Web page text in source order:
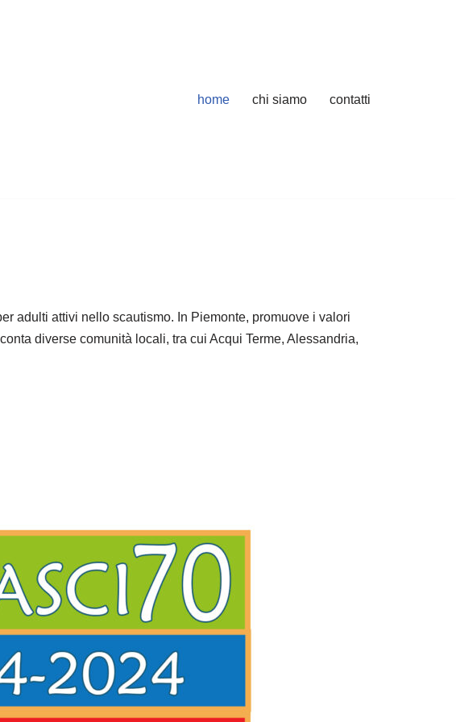
home
chi siamo contatti
adulti attivi nello scautismo. In Piemonte, promuove i valori
diverse comunità locali, tra cui Acqui Terme, Alessandria,